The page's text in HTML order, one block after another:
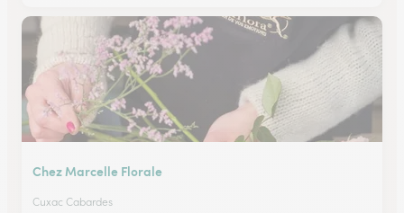
Chez Marcelle Florale
Cuxac Cabardes